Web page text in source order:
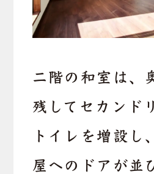
二階の和室は、
残してセカンド
トイレを増設し
屋へのドアが並